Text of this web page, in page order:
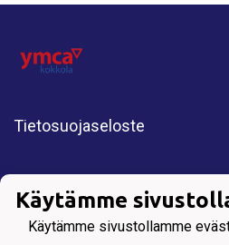
Tietosuojaseloste
All Rights Reserved.
Kokkola.
Käytämme
Käytämme sivustollamme